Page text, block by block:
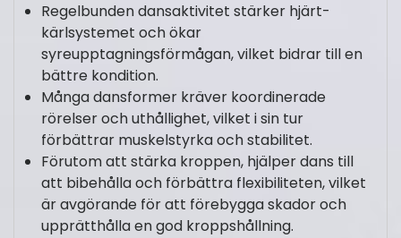
Regelbunden dansaktivitet stärker hjärt-
kärlsystemet och ökar
syreupptagningsförmågan, vilket bidrar till en
bättre kondition.
Många dansformer kräver koordinerade
rörelser och uthållighet, vilket i sin tur
förbättrar muskelstyrka och stabilitet.
Förutom att stärka kroppen, hjälper dans till
att bibehålla och förbättra flexibiliteten, vilket
är avgörande för att förebygga skador och
upprätthålla en god kroppshållning.